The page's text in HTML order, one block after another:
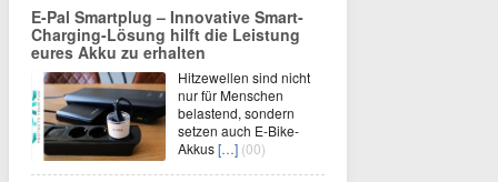
E-Pal Smartplug – Innovative Smart-
Charging-Lösung hilft die Leistung
eures Akku zu erhalten
Hitzewellen sind nicht
nur für Menschen
belastend, sondern
setzen auch E-Bike-
Akkus[…] (00)